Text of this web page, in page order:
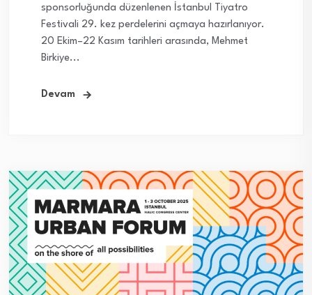
sponsorluğunda düzenlenen İstanbul Tiyatro
Festivali 29. kez perdelerini açmaya hazırlanıyor.
20 Ekim–22 Kasım tarihleri arasında, Mehmet
Birkiye...
Devam